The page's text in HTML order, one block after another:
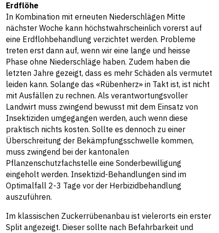
Erdflöhe
In Kombination mit erneuten Niederschlägen Mitte
nächster Woche kann höchstwahrscheinlich vorerst auf
eine Erdflohbehandlung verzichtet werden. Probleme
treten erst dann auf, wenn wir eine lange und heisse
Phase ohne Niederschläge haben. Zudem haben die
letzten Jahre gezeigt, dass es mehr Schäden als vermutet
leiden kann. Solange das «Rübenherz» in Takt ist, ist nicht
mit Ausfällen zu rechnen. Als verantwortungsvoller
Landwirt muss zwingend bewusst mit dem Einsatz von
Insektiziden umgegangen werden, auch wenn diese
praktisch nichts kosten. Sollte es dennoch zu einer
Überschreitung der Bekämpfungsschwelle kommen,
muss zwingend bei der kantonalen
Pflanzenschutzfachstelle eine Sonderbewilligung
eingeholt werden. Insektizid-Behandlungen sind im
Optimalfall 2-3 Tage vor der Herbizidbehandlung
auszuführen.
Im klassischen Zuckerrübenanbau ist vielerorts ein erster
Split angezeigt. Dieser sollte nach Befahrbarkeit und